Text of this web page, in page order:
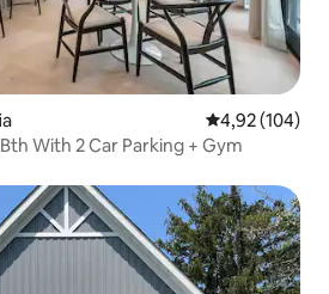
Średnia
4,92 (104)
With 2 Car Parking + Gym
Wybór gości